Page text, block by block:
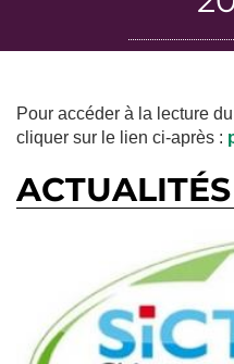
Pour accéder à la lecture
cliquer sur le lien ci-après :